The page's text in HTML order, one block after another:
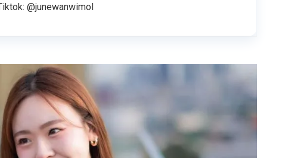
@junewanwimol